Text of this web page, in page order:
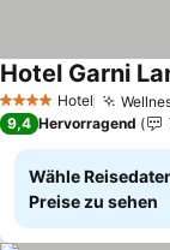
4 Sterne Hotel
Hotel Garni
9,4 Hervorragend
Wähle
Preise zu sehen